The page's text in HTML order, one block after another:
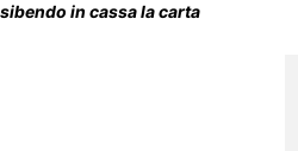
in cassa la carta